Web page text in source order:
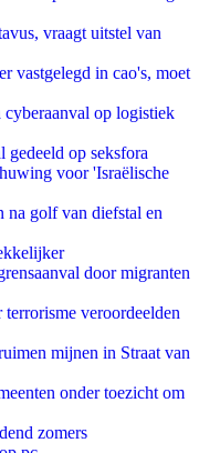
vraagt uitstel van
vastgelegd in cao's, moet
op logistiek
gedeeld op seksfora
voor 'Israëlische
na golf van diefstal en
door migranten
veroordeelden
mijnen in Straat van
onder toezicht om
zomers